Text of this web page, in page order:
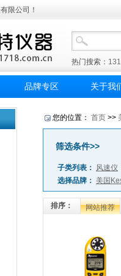
限公司！
热门搜索：
品牌专区 关于我
您的位置： 首页 >>
筛选条件>>
子类列表： 风速仪
选择品牌： 美国
排序： 网站推荐